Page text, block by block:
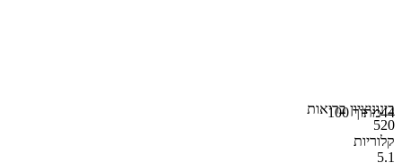
44מתוך 100בינוניציון בריאות
520
קלוריות
5.1